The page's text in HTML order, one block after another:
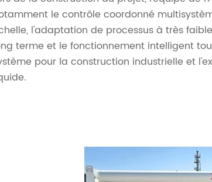
le contrôle coordonné
l'adaptation de processus à très
terme et le fonctionnement intelligent
pour la construction industrielle et